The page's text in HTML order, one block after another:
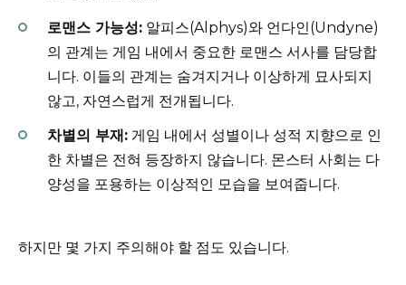
로맨스 가능성: 알피스(Alphys)와 언다인(Undyne)
의 관계는 게임 내에서 중요한 로맨스 서사를 담당합
니다. 이들의 관계는 숨겨지거나 이상하게 묘사되지
않고, 자연스럽게 전개됩니다.
차별의 부재: 게임 내에서 성별이나 성적 지향으로 인
한 차별은 전혀 등장하지 않습니다. 몬스터 사회는 다
양성을 포용하는 이상적인 모습을 보여줍니다.
하지만 몇 가지 주의해야 할 점도 있습니다.